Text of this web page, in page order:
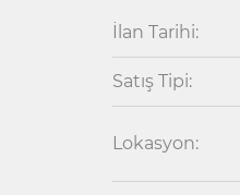
İlan Tarihi:
Satış Tipi:
Lokasyon: